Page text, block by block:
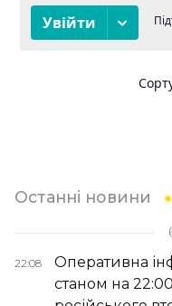
Останні новини
22:08
Оперативна
станом на